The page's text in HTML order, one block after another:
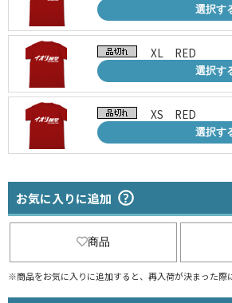
選択す
XL RED
選択す
XS RED
選択す
お気に入りに追加
商品
※商品をお気に入りに追加すると、再入荷が決まった際